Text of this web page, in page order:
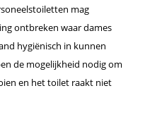
mag
ontbreken waar dames
hygiënisch in kunnen
de mogelijkheid nodig om
en het toilet raakt niet